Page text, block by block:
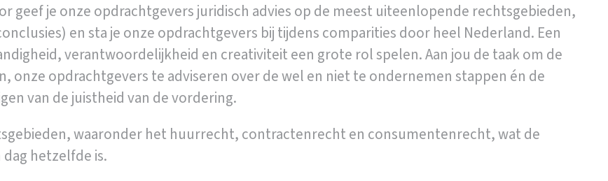
geef je onze opdrachtgevers juridisch advies op de meest uiteenlopende rechtsgebieden,
en sta je onze opdrachtgevers bij tijdens comparities door heel Nederland. Een
verantwoordelijkheid en creativiteit een grote rol spelen. Aan jou de taak om de
onze opdrachtgevers te adviseren over de wel en niet te ondernemen stappen én de
van de juistheid van de vordering.
waaronder het huurrecht, contractenrecht en consumentenrecht, wat de
hetzelfde is.